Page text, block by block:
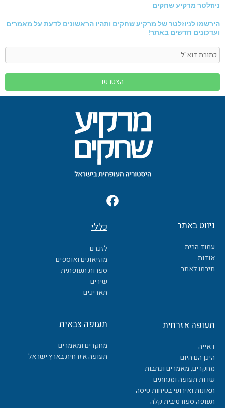
ניוזלטר מרקיע שחקים
הירשמו לניוזלטר של מרקיע שחקים ותהיו הראשונים לדעת על מאמרים
ועדכונים חדשים באתר!
F
a
e
b
o
o
k
ניווט באתר
עמוד הבית
אודות
תירמו לאתר
כללי
לזכרם
מוזיאונים ואוספים
ספרות תעופתית
שירים
תאריכים
תעופה אזרחית
דאייה
היכן הם היום
מחקרים, מאמרים וכתבות
שדות תעופה ומנחתים
תאונות ואירועי בטיחות טיסה
תעופה ספורטיבית קלה
תעופה צבאית
מחקרים ומאמרים
תעופה אזרחית בארץ ישראל